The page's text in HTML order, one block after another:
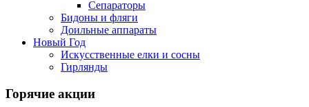
Сепараторы
Бидоны и фляги
Доильные аппараты
Новый Год
Искусственные елки и сосны
Гирлянды
Горячие акции